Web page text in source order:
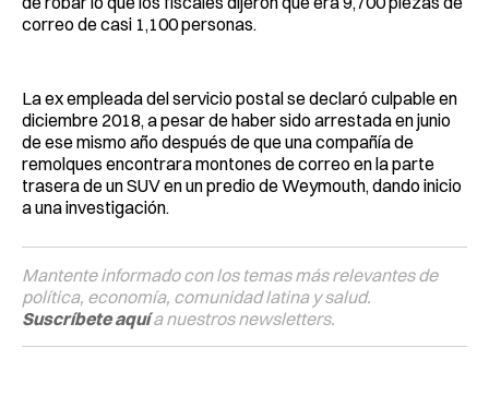
correo de casi 1,100 personas.
La ex empleada del servicio postal se declaró culpable en
diciembre 2018, a pesar de haber sido arrestada en junio
de ese mismo año después de que una compañía de
remolques encontrara montones de correo en la parte
trasera de un SUV en un predio de Weymouth, dando inicio
a una investigación.
Mantente informado con los temas más relevantes de
política, economía, comunidad latina y salud.
Suscríbete aquía nuestros newsletters.